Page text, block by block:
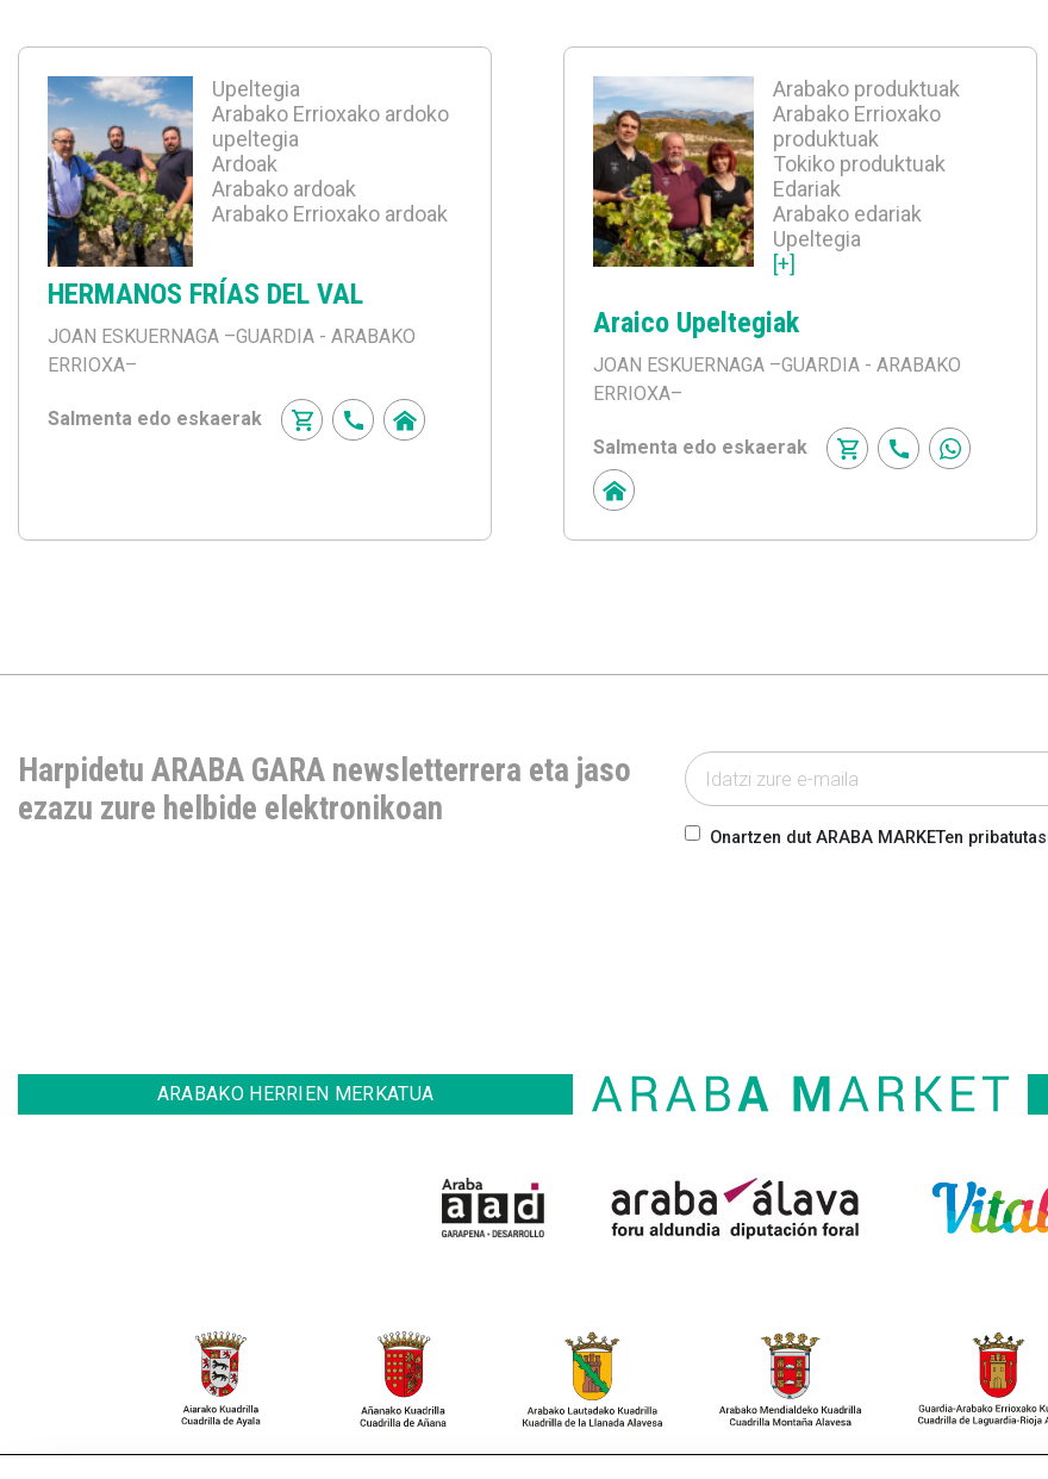
Upeltegia
Arabako Errioxako ardoko
upeltegia
Ardoak
Arabako ardoak
Arabako Errioxako ardoak
HERMANOS FRÍAS DEL VAL
JOAN ESKUERNAGA –GUARDIA - ARABAKO
ERRIOXA–
Salmenta edo eskaerak
Arabako produktuak
Arabako Errioxako
produktuak
Tokiko produktuak
Edariak
Arabako edariak
Upeltegia
[+]
Araico Upeltegiak
JOAN ESKUERNAGA –GUARDIA - ARABAKO
ERRIOXA–
Salmenta edo eskaerak
Harpidetu ARABA GARA newsletterrera eta jaso
ezazu zure helbide elektronikoan
Onartzen dut ARABA MARKETen
ARABAKO HERRIEN MERKATUA